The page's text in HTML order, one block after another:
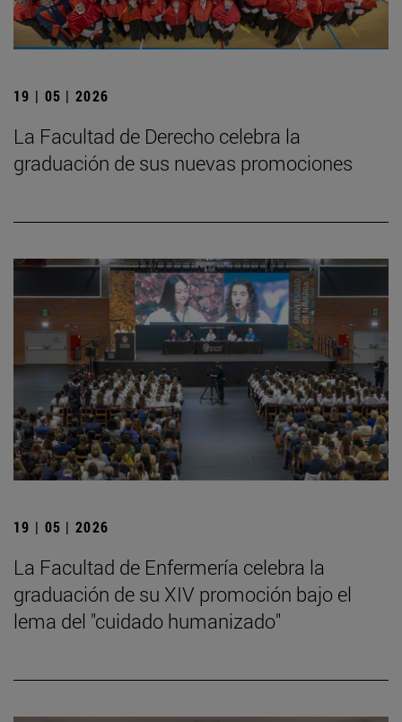
19 | 05 | 2026
La Facultad de Derecho celebra la
graduación de sus nuevas promociones
19 | 05 | 2026
La Facultad de Enfermería celebra la
graduación de su XIV promoción bajo el
lema del "cuidado humanizado"